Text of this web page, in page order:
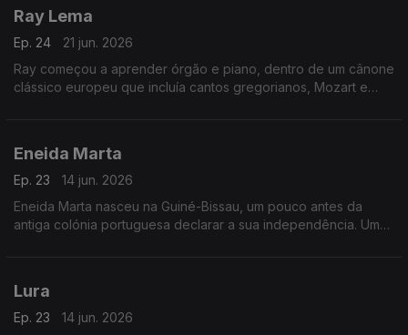
Ray Lema
Ep. 24
21 jun. 2026
Ray começou a aprender órgão e piano, dentro de um cânone
clássico europeu que incluía cantos gregorianos, Mozart e
Eneida Marta
Ep. 23
14 jun. 2026
Eneida Marta nasceu na Guiné-Bissau, um pouco antes da
antiga colónia portuguesa declarar a sua independência. Uma
Lura
Ep. 23
14 jun. 2026